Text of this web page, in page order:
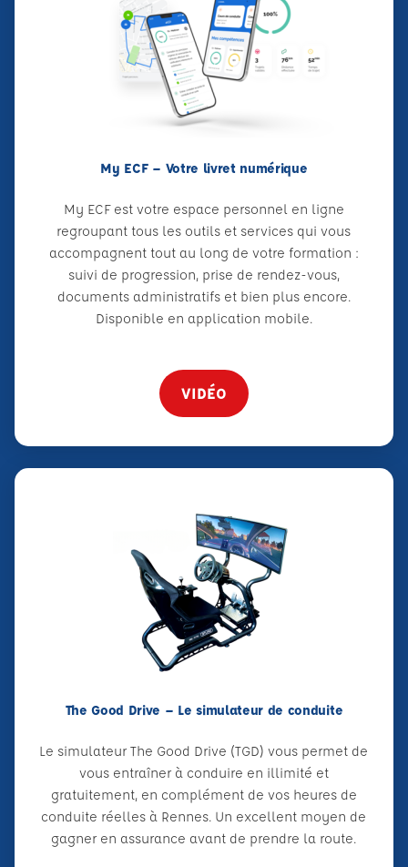
My ECF – Votre livret numérique
My ECF est votre espace personnel en ligne
regroupant tous les outils et services qui vous
accompagnent tout au long de votre formation :
suivi de progression, prise de rendez-vous,
documents administratifs et bien plus encore.
Disponible en application mobile.
VIDÉO
The Good Drive – Le simulateur de conduite
Le simulateur The Good Drive (TGD) vous permet de
vous entraîner à conduire en illimité et
gratuitement, en complément de vos heures de
conduite réelles à Rennes. Un excellent moyen de
gagner en assurance avant de prendre la route.